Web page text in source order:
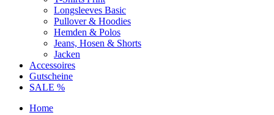
Longsleeves Basic
Pullover & Hoodies
Hemden & Polos
Jeans, Hosen & Shorts
Jacken
Accessoires
Gutscheine
SALE %
Home